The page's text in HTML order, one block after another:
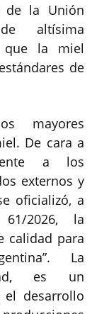
de la Unión
altísima
que la miel
de
mayores
De cara a
a los
externos y
oficializó, a
2026, la
calidad para
La
es un
el desarrollo